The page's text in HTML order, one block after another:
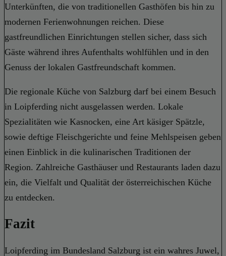
Unterkünften, die von traditionellen Gasthöfen bis hin zu
modernen Ferienwohnungen reichen. Diese
gastfreundlichen Einrichtungen stellen sicher, dass sich
Gäste während ihres Aufenthalts wohlfühlen und in den
Genuss der lokalen Gastfreundschaft kommen.
Die regionale Küche von Salzburg darf bei einem Besuch
in Loipferding nicht ausgelassen werden. Lokale
Spezialitäten wie Kasnocken, eine Art käsiger Spätzle,
sowie deftige Fleischgerichte und feine Mehlspeisen geben
einen Einblick in die kulinarischen Traditionen der
Region. Zahlreiche Gasthäuser und Restaurants laden dazu
ein, die Vielfalt und Qualität der österreichischen Küche
zu entdecken.
Fazit
Loipferding im Bundesland Salzburg ist ein wahres Juwel,